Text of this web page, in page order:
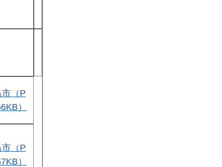
市（P
）
市（P
）